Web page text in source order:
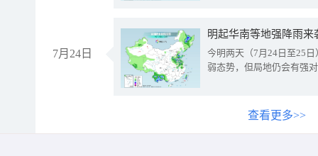
7月24日
明起华南等地强降雨
今明两天（7月24日至25
弱态势，但局地仍会有强
查看更多>>